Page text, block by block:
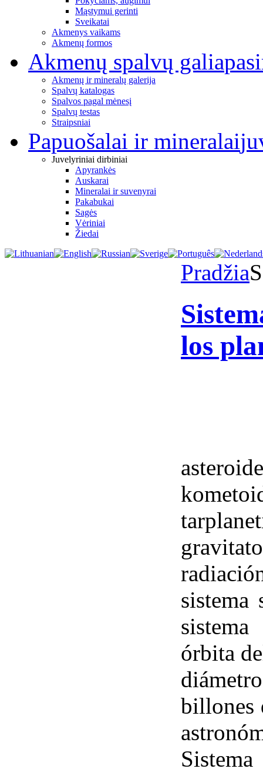
Mąstymui gerinti
Sveikatai
Akmenys vaikams
Akmenų formos
Akmenų spalvų galia
Akmenų ir mineralų galerija
Spalvų katalogas
Spalvos pagal mėnesį
Spalvų testas
Straipsniai
Papuošalai ir mineralai
Juvelyriniai dirbiniai
Apyrankės
Auskarai
Mineralai ir suvenyrai
Pakabukai
Sagės
Vėriniai
Žiedai
Pradžia
los
sistema
órbita
billones